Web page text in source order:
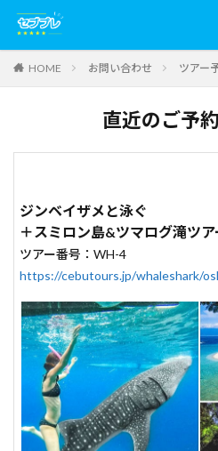
HOME お問い合わせ ツアー
直近のご予
ジンベイザメと泳ぐ
＋スミロン島&ツマログ滝ツア
ツアー番号：WH-4
https://cebutours.jp/whaleshark/